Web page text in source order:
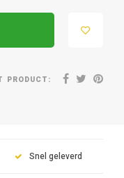
PRODUCT:
Snel geleverd